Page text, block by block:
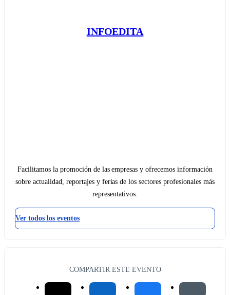
INFOEDITA
Facilitamos la promoción de las empresas y ofrecemos información
sobre actualidad, reportajes y ferias de los sectores profesionales más
representativos.
Ver todos los eventos
COMPARTIR ESTE EVENTO